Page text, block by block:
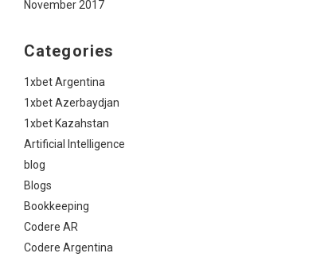
November 2017
Categories
1xbet Argentina
1xbet Azerbaydjan
1xbet Kazahstan
Artificial Intelligence
blog
Blogs
Bookkeeping
Codere AR
Codere Argentina